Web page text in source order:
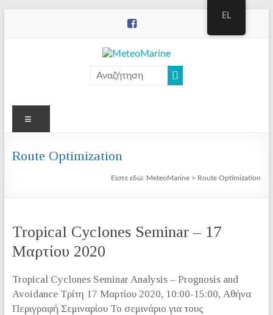
MeteoMarine
Route Optimization
Είστε εδώ: MeteoMarine > Route Optimization
Tropical Cyclones Seminar – 17
Μαρτίου 2020
Tropical Cyclones Seminar Analysis – Prognosis and
Avoidance Τρίτη 17 Μαρτίου 2020, 10:00-15:00, Αθήνα
Περιγραφή Σεμιναρίου Το σεμινάριο για τους
EL